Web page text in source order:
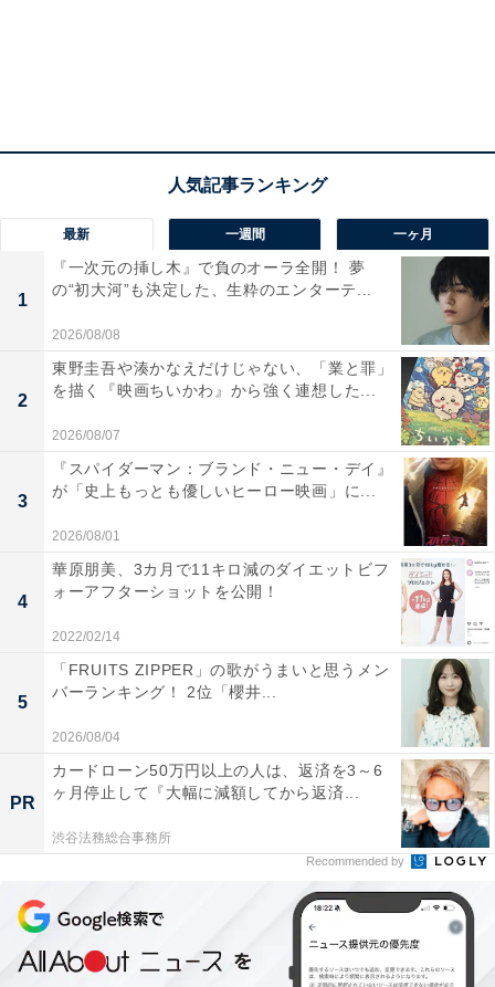
重しているし一緒に全力で遊んでくれる」など、失敗や
おふざけの中にも家族への愛情が感じられるとの声が寄
せられました。
＞次のページ：5位までの全ランキング結果を見る
※回答者のコメントは原文ママです
こちらもおすすめ
好きな男性漫画家ランキング！ 3位「鳥山
明」、2位「冨樫義博」、では1位は？
最新 一週間 一ヶ月
1
『一次元の挿し木』で負のオーラ全開！ 夢
の“初大河”も決定した、生粋のエンターテ...
2026/08/08
2
東野圭吾や湊かなえだけじゃない、「業と罪」
を描く『映画ちいかわ』から強く連想した...
2026/08/07
3
『スパイダーマン：ブランド・ニュー・デイ』
が「史上もっとも優しいヒーロー映画」に...
2026/08/01
4
華原朋美、3カ月で11キロ減のダイエットビフ
ォーアフターショットを公開！
2022/02/14
5
「FRUITS ZIPPER」の歌がうまいと思うメン
バーランキング！ 2位「櫻井...
2026/08/04
PR
カードローン50万円以上の人は、返済を3～6
ヶ月停止して『大幅に減額してから返済...
渋谷法務総合事務所
Recommended by